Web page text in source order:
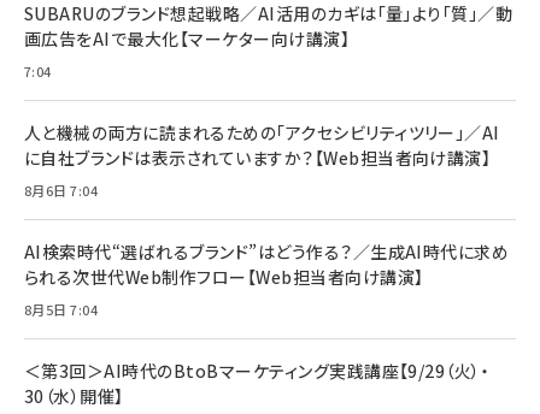
SUBARUのブランド想起戦略／AI活用のカギは「量」より「質」／動
画広告をAIで最大化【マーケター向け講演】
7:04
人と機械の両方に読まれるための「アクセシビリティツリー」／AI
に自社ブランドは表示されていますか？【Web担当者向け講演】
8月6日 7:04
AI検索時代“選ばれるブランド”はどう作る？／生成AI時代に求め
られる次世代Web制作フロー【Web担当者向け講演】
8月5日 7:04
＜第3回＞AI時代のBtoBマーケティング実践講座【9/29（火）・
30（水）開催】